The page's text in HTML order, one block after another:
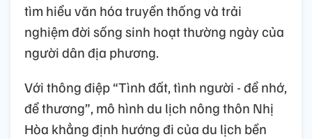
tìm hiểu văn hóa truyền thống và trải
nghiệm đời sống sinh hoạt thường ngày của
người dân địa phương.
Với thông điệp “Tình đất, tình người - để nhớ,
để thương”, mô hình du lịch nông thôn Nhị
Hòa khẳng định hướng đi của du lịch bền